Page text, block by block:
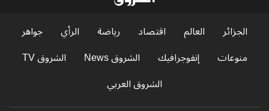
الجزائر العالم اقتصاد رياضة الرأي
جواهر
منوعات
إنفوجرافيك الشروق News
الشروق TV
الشروق العربي